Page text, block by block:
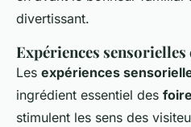
divertissant.
Expériences
Les expériences
ingrédient essentiel des
stimulent les sens des